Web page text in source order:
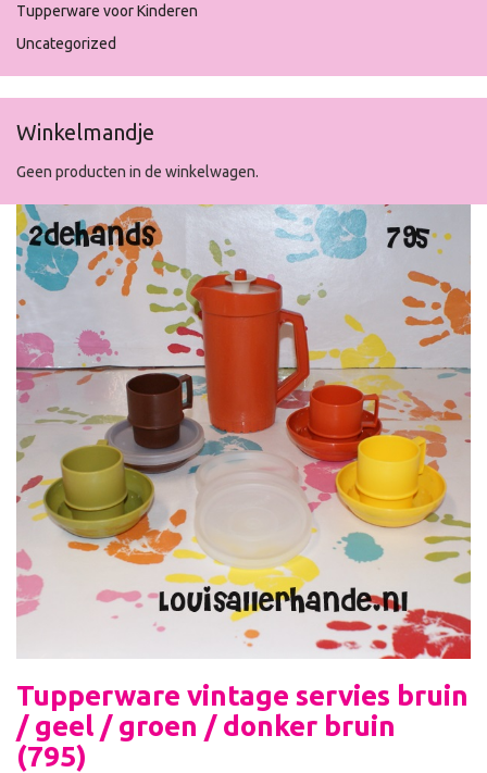
Tupperware voor Kinderen
Uncategorized
Winkelmandje
Geen producten in de winkelwagen.
Tupperware vintage servies bruin
/ geel / groen / donker bruin
(795)